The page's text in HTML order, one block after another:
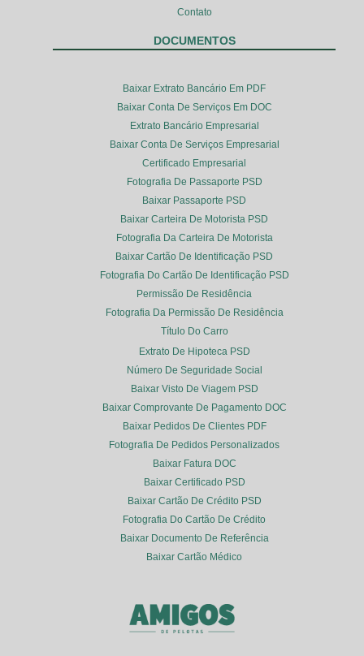
Contato
DOCUMENTOS
Baixar Extrato Bancário Em PDF
Baixar Conta De Serviços Em DOC
Extrato Bancário Empresarial
Baixar Conta De Serviços Empresarial
Certificado Empresarial
Fotografia De Passaporte PSD
Baixar Passaporte PSD
Baixar Carteira De Motorista PSD
Fotografia Da Carteira De Motorista
Baixar Cartão De Identificação PSD
Fotografia Do Cartão De Identificação PSD
Permissão De Residência
Fotografia Da Permissão De Residência
Título Do Carro
Extrato De Hipoteca PSD
Número De Seguridade Social
Baixar Visto De Viagem PSD
Baixar Comprovante De Pagamento DOC
Baixar Pedidos De Clientes PDF
Fotografia De Pedidos Personalizados
Baixar Fatura DOC
Baixar Certificado PSD
Baixar Cartão De Crédito PSD
Fotografia Do Cartão De Crédito
Baixar Documento De Referência
Baixar Cartão Médico